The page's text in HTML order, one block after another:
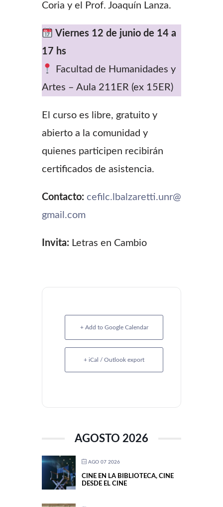
Coria y el Prof. Joaquín Lanza.
Viernes 12 de junio de 14 a
17 hs
Facultad de Humanidades y
Artes – Aula 211ER (ex 15ER)
El curso es libre, gratuito y
abierto a la comunidad y
quienes participen recibirán
certificados de asistencia.
Contacto: cefilc.lbalzaretti.unr@
gmail.com
Invita: Letras en Cambio
+ Add to Google Calendar
+ iCal / Outlook export
AGOSTO 2026
AGO 07 2026
CINE EN LA BIBLIOTECA, CINE
DESDE EL CINE